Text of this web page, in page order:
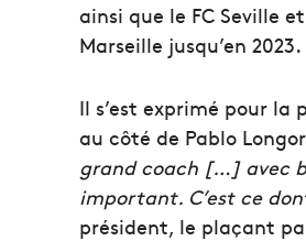
ainsi que le FC Seville
Marseille jusqu’en 2023.
Il s’est exprimé pour
au côté de Pablo
grand coach […] avec
important. C’est ce
président, le plaçant